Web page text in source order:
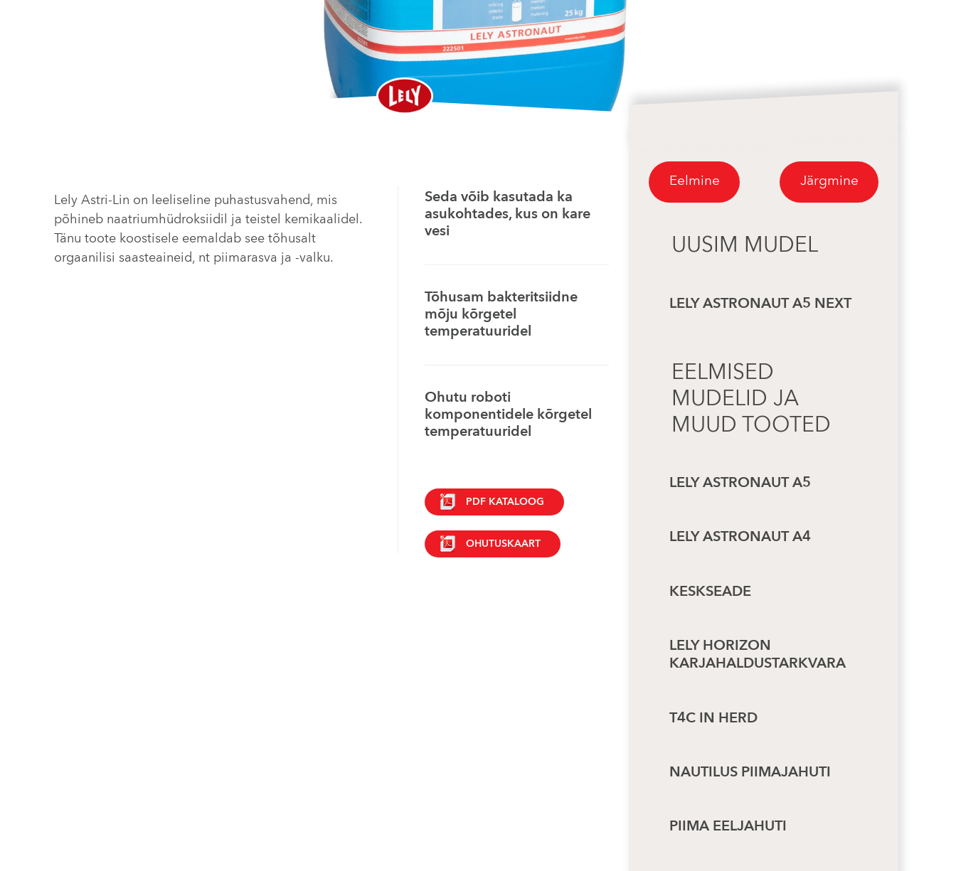
Lely Astri-Lin on leeliseline puhastusvahend, mis
põhineb naatriumhüdroksiidil ja teistel kemikaalidel.
Tänu toote koostisele eemaldab see tõhusalt
orgaanilisi saasteaineid, nt piimarasva ja -valku.
Seda võib kasutada ka
asukohtades, kus on kare
vesi
Tõhusam bakteritsiidne
mõju kõrgetel
temperatuuridel
Ohutu roboti
komponentidele kõrgetel
temperatuuridel
PDF KATALOOG
OHUTUSKAART
Eelmine Järgmine
UUSIM MUDEL
LELY ASTRONAUT A5 NEXT
EELMISED
MUDELID JA
MUUD TOOTED
LELY ASTRONAUT A5
LELY ASTRONAUT A4
KESKSEADE
LELY HORIZON
KARJAHALDUSTARKVARA
T4C IN HERD
NAUTILUS PIIMAJAHUTI
PIIMA EELJAHUTI